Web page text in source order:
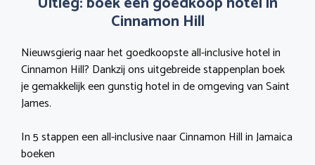
Cinnamon Hill
Nieuwsgierig naar het goedkoopste all-inclusive hotel in
Cinnamon Hill? Dankzij ons uitgebreide stappenplan boek
je gemakkelijk een gunstig hotel in de omgeving van Saint
James.
In 5 stappen een all-inclusive naar Cinnamon Hill in Jamaica
boeken